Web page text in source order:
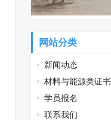
网站分类
新闻动态
材料与能源类证书
学员报名
联系我们